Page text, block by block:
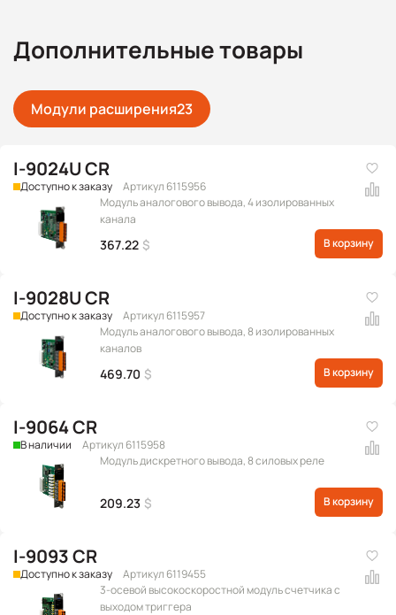
Дополнительные товары
Модули расширения23
I-9024U CR
Доступно к заказу
Артикул 6115956
Модуль аналогового вывода, 4 изолированных
канала
367.22 $ В корзину
I-9028U CR
Доступно к заказу
Артикул 6115957
Модуль аналогового вывода, 8 изолированных
каналов
469.70 $ В корзину
I-9064 CR
В наличии
Артикул 6115958
Модуль дискретного вывода, 8 силовых реле
209.23 $ В корзину
I-9093 CR
Доступно к заказу
Артикул 6119455
3-осевой высокоскоростной модуль счетчика с
выходом триггера